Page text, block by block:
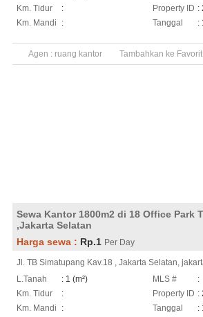
Km. Tidur
:
Km. Mandi
:
Property ID :
Tanggal
:
Agen : ruang kantor Tambahkan ke Favorit
Sewa Kantor 1800m2 di 18 Office Park
,Jakarta Selatan
Harga sewa : Rp.1 Per Day
Jl. TB Simatupang Kav.18 , Jakarta Selatan,
L.Tanah
: 1 (m²)
Km. Tidur
:
Km. Mandi
:
MLS #
:
Property ID :
Tanggal
: